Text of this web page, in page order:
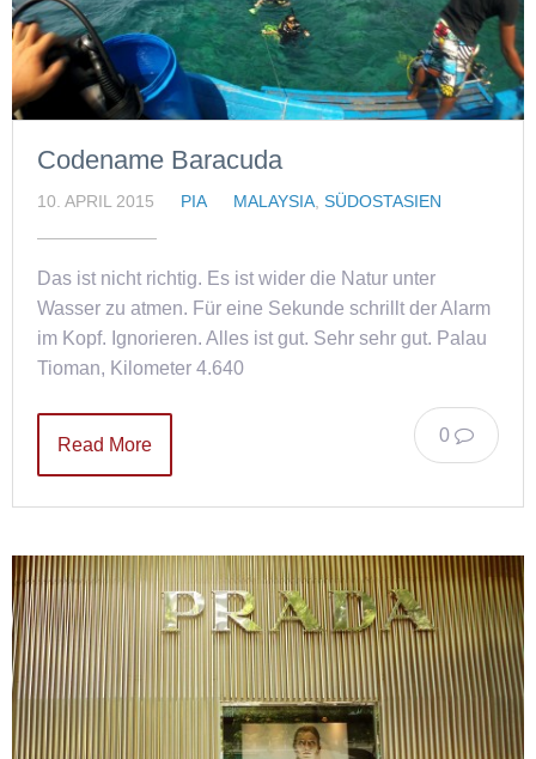
Codename Baracuda
10. APRIL 2015 PIA MALAYSIA SÜDOSTASIEN
Das ist nicht richtig. Es ist wider die Natur unter
Wasser zu atmen. Für eine Sekunde schrillt der Alarm
im Kopf. Ignorieren. Alles ist gut. Sehr sehr gut. Palau
Tioman, Kilometer 4.640
0
Read More